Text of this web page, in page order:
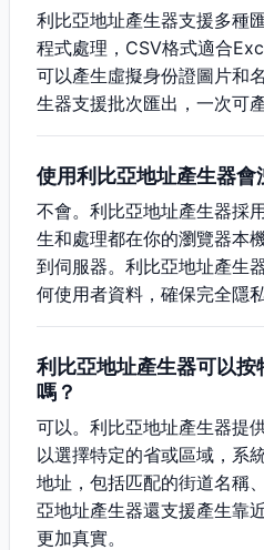
利比亞地址產生器支援多種
程式處理，CSV格式適合
可以產生虛擬身份證圖片和
生器支援批次匯出，一次可
使用利比亞地址產生器會
不會。利比亞地址產生器採
生和處理都在你的瀏覽器本
到伺服器。利比亞地址產生
何使用者資料，確保完全隱私
利比亞地址產生器可以
嗎？
可以。利比亞地址產生器提
以選擇特定的省或區域，系
地址，包括匹配的街道名稱
亞地址產生器還支援產生靠
更加真實。